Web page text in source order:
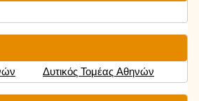
Δυτικός Τομέας Αθηνών